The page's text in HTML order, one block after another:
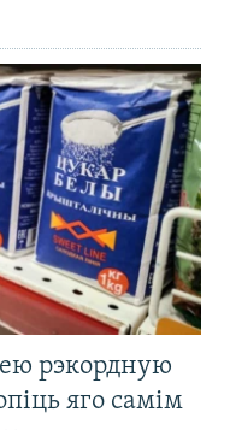
рэкордную
яго самім